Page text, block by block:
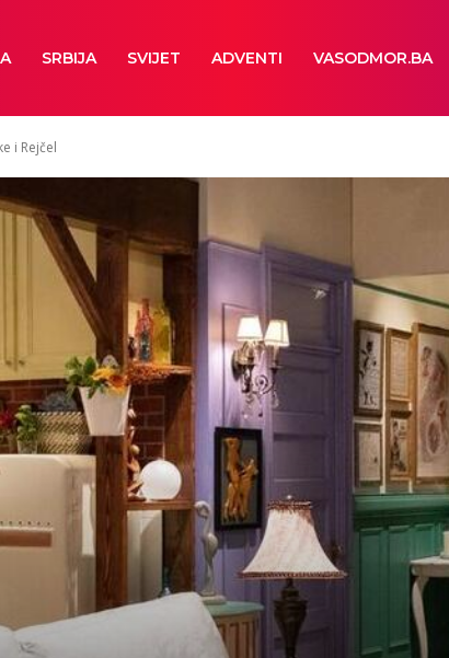
SRBIJA SVIJET ADVENTI VASODMOR.BA
i Rejčel